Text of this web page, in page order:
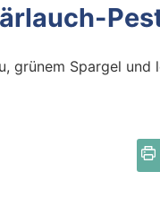
grünem Spargel und